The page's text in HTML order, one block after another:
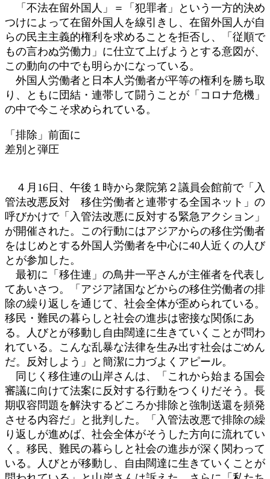
「不法在留外国人」＝「犯罪者」という一方的決め
つけによって在留外国人を線引きし、在留外国人が自
らの民主主義的権利を求めることを拒否し、「従順で
もの言わぬ労働力」に仕立て上げようとする意図が、
この動向の中でも明らかになっている。
外国人労働者と日本人労働者が平等の権利を勝ち取
り、ともに団結・連帯して闘うことが「コロナ危機」
の中で今こそ求められている。
「排除」前面に
差別と弾圧
４月16日、午後１時から衆院第２議員会館前で「入
管法改悪反対 移住労働者と連帯する全国ネット」の
呼びかけで「入管法改悪に反対する緊急アクション」
が開催された。この行動にはアジアからの移住労働者
をはじめとする外国人労働者を中心に40人近くの人び
とが参加した。
最初に「移住連」の鳥井一平さんが主催者を代表し
てあいさつ。「アジア諸国などからの移住労働者の排
除の繰り返しを通じて、社会全体が歪められている。
移民・難民の暮らしと社会の進歩は密接な関係にあ
る。人びとが移動し自由闊達に生きていくことが問わ
れている。こんな乱暴な法律を生み出す社会はごめん
だ。反対しよう」と簡潔に力づよくアピール。
同じく移住連の山岸さんは、「これから始まる国会
審議に向けて法案に反対する行動をつくりだそう。長
期収容問題を解決するどころか排除と強制送還を頻発
させる内容だ」と批判した。「入管法改悪で排除の繰
り返しが進めば、社会全体がそうした方向に流れてい
く。移民、難民の暮らしと社会の進歩が深く関わって
いる。人びとが移動し、自由闊達に生きていくことが